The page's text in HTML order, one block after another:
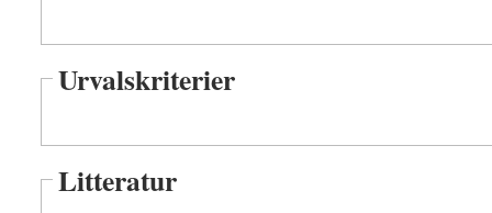
Urvalskriterier
Litteratur